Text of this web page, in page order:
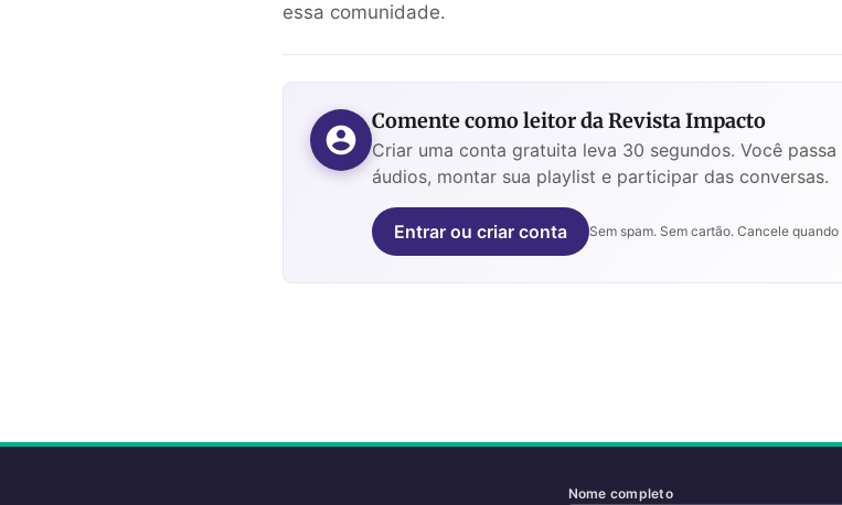
essa comunidade.
Comente como leitor da Revista Impacto
Criar uma conta gratuita leva 30 segundos. Você
áudios, montar sua playlist e participar das conversas.
Entrar ou criar conta Sem spam. Sem cartão. Cancele quando
Nome completo